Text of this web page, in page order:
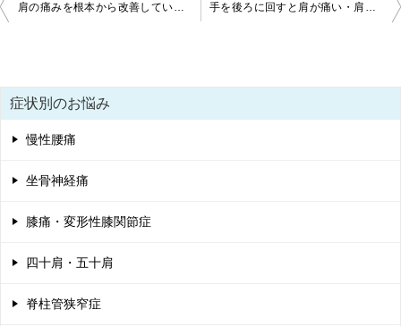
ビ
ゲ
ー
シ
症状別のお悩み
慢性腰痛
坐骨神経痛
膝痛・変形性膝関節症
四十肩・五十肩
脊柱管狭窄症